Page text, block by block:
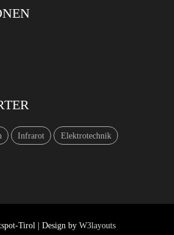
Infrarot Elektrotechnik
Tirol | Design by W3layouts